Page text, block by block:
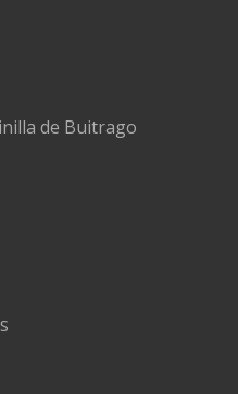
de Buitrago